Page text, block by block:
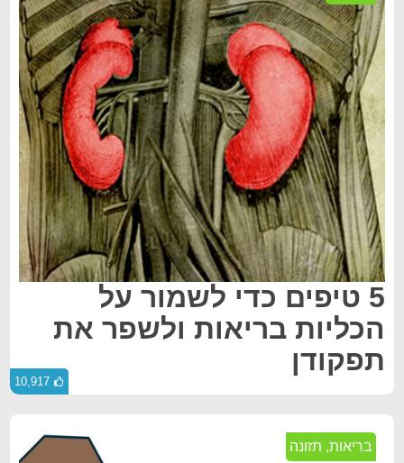
5 טיפים כדי לשמור על
הכליות בריאות ולשפר את
תפקודן
10,917
בריאות, תזונה